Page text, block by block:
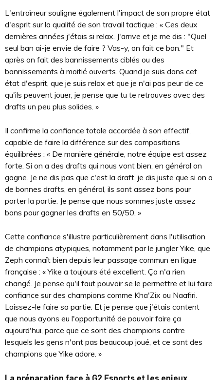
L'entraîneur souligne également l'impact de son propre état
d'esprit sur la qualité de son travail tactique : « Ces deux
dernières années j'étais si relax. J'arrive et je me dis : "Quel
seul ban ai-je envie de faire ? Vas-y, on fait ce ban." Et
après on fait des bannissements ciblés ou des
bannissements à moitié ouverts. Quand je suis dans cet
état d'esprit, que je suis relax et que je n'ai pas peur de ce
qu'ils peuvent jouer, je pense que tu te retrouves avec des
drafts un peu plus solides. »
Il confirme la confiance totale accordée à son effectif,
capable de faire la différence sur des compositions
équilibrées : « De manière générale, notre équipe est assez
forte. Si on a des drafts qui nous vont bien, en général on
gagne. Je ne dis pas que c'est la draft, je dis juste que si on a
de bonnes drafts, en général, ils sont assez bons pour
porter la partie. Je pense que nous sommes juste assez
bons pour gagner les drafts en 50/50. »
Cette confiance s'illustre particulièrement dans l'utilisation
de champions atypiques, notamment par le jungler Yike, que
Zeph connaît bien depuis leur passage commun en ligue
française : « Yike a toujours été excellent. Ça n'a rien
changé. Je pense qu'il faut pouvoir se le permettre et lui faire
confiance sur des champions comme Kha'Zix ou Naafiri.
Laissez-le faire sa partie. Et je pense que j'étais content
que nous ayons eu l'opportunité de pouvoir faire ça
aujourd'hui, parce que ce sont des champions contre
lesquels les gens n'ont pas beaucoup joué, et ce sont des
champions que Yike adore. »